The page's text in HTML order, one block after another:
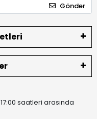
Gönder
saatleri arasında